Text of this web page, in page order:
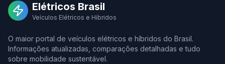
Elétricos Brasil
Veículos Elétricos e Híbridos
O maior portal de veículos elétricos e híbridos do Brasil.
Informações atualizadas, comparações detalhadas e tudo
sobre mobilidade sustentável.